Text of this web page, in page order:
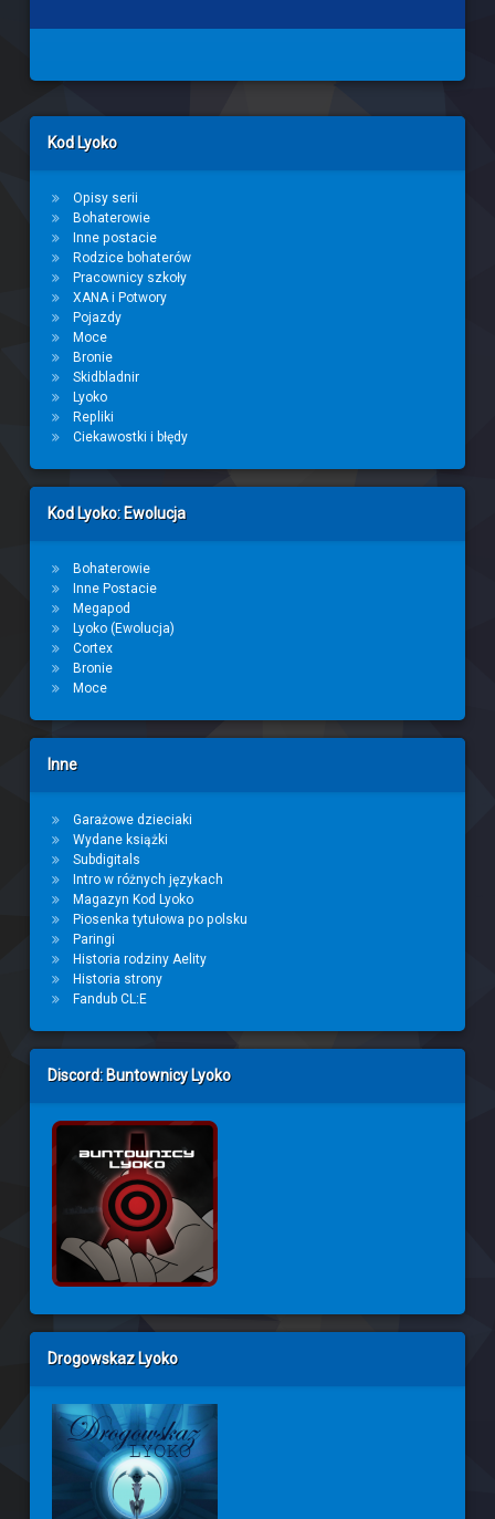
Left Sidebar
Kod Lyoko
Opisy serii
Bohaterowie
Inne postacie
Rodzice bohaterów
Pracownicy szkoły
XANA i Potwory
Pojazdy
Moce
Bronie
Skidbladnir
Lyoko
Repliki
Ciekawostki i błędy
Kod Lyoko: Ewolucja
Bohaterowie
Inne Postacie
Megapod
Lyoko (Ewolucja)
Cortex
Bronie
Moce
Inne
Garażowe dzieciaki
Wydane książki
Subdigitals
Intro w różnych językach
Magazyn Kod Lyoko
Piosenka tytułowa po polsku
Paringi
Historia rodziny Aelity
Historia strony
Fandub CL:E
Discord: Buntownicy Lyoko
Drogowskaz Lyoko